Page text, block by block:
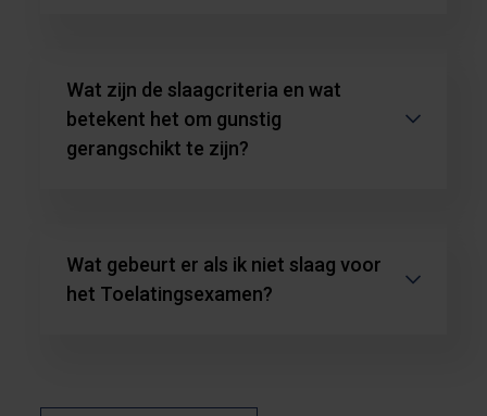
Wat zijn de slaagcriteria en wat
betekent het om gunstig
gerangschikt te zijn?
Wat gebeurt er als ik niet slaag voor
het Toelatingsexamen?